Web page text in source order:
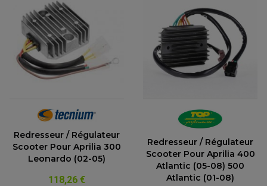
Redresseur / Régulateur
Scooter Pour Aprilia 300
Leonardo (02-05)
118,26 €
Redresseur / Régulateur
Scooter Pour Aprilia 400
Atlantic (05-08) 500
Atlantic (01-08)